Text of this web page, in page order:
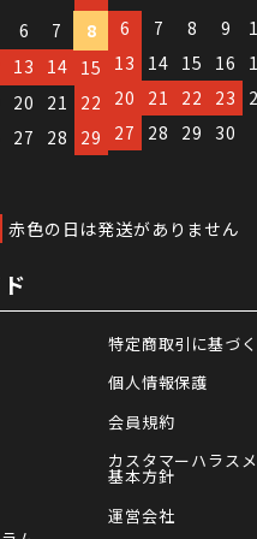
6 7
8
13 14 15
20 21
22
27 28
29
6
7 8 9
13
14 15 16
20
21 22 23
27
28 29 30
赤色の日は発送がありません
特定商取引に基づ
個人情報保護
会員規約
カスタマーハラス
基本方針
運営会社